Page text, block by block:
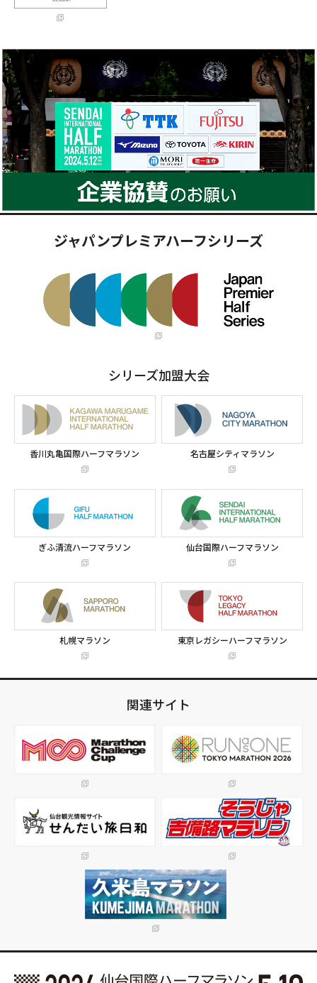
ジャパンプレミアハーフシリーズ
シリーズ加盟大会
香川丸亀国際ハーフマラソン 名古屋シティマラソン
ぎふ清流ハーフマラソン 仙台国際ハーフマラソン
札幌マラソン 東京レガシーハーフマラソン
関連サイト